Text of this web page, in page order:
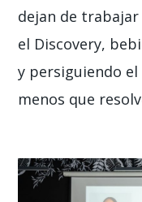
dejan de
el Discovery,
y persiguiendo
menos que